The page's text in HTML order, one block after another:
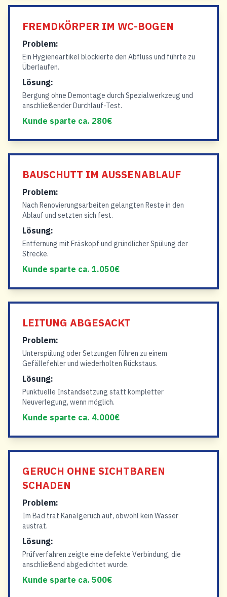
FREMDKÖRPER IM WC-BOGEN
Problem:
Ein Hygieneartikel blockierte den Abfluss und führte zu
Überlaufen.
Lösung:
Bergung ohne Demontage durch Spezialwerkzeug und
anschließender Durchlauf-Test.
Kunde sparte ca. 280€
BAUSCHUTT IM AUSSENABLAUF
Problem:
Nach Renovierungsarbeiten gelangten Reste in den
Ablauf und setzten sich fest.
Lösung:
Entfernung mit Fräskopf und gründlicher Spülung der
Strecke.
Kunde sparte ca. 1.050€
LEITUNG ABGESACKT
Problem:
Unterspülung oder Setzungen führen zu einem
Gefällefehler und wiederholten Rückstaus.
Lösung:
Punktuelle Instandsetzung statt kompletter
Neuverlegung, wenn möglich.
Kunde sparte ca. 4.000€
GERUCH OHNE SICHTBAREN
SCHADEN
Problem:
Im Bad trat Kanalgeruch auf, obwohl kein Wasser
austrat.
Lösung:
Prüfverfahren zeigte eine defekte Verbindung, die
anschließend abgedichtet wurde.
Kunde sparte ca. 500€